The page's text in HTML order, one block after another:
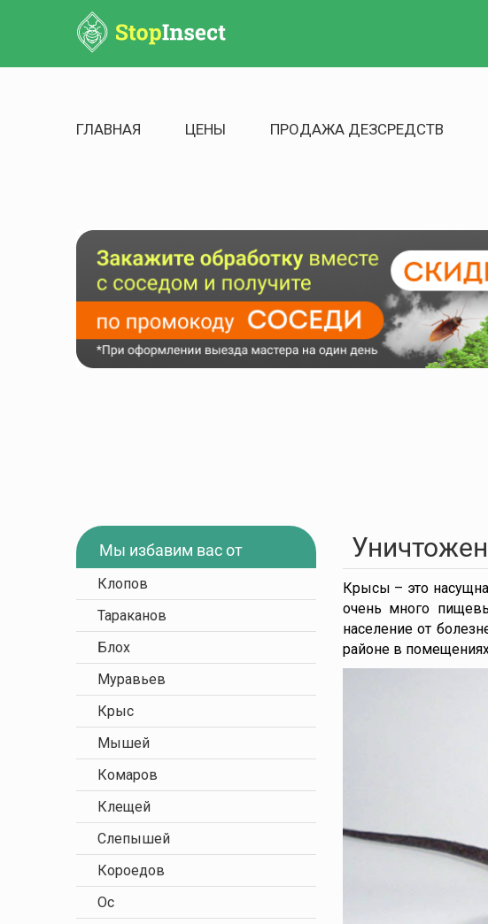
ГЛАВНАЯ ЦЕНЫ ПРОДАЖА ДЕЗСРЕДСТВ
Мы избавим вас от
Клопов
Тараканов
Блох
Муравьев
Крыс
Мышей
Комаров
Клещей
Слепышей
Короедов
Ос
Крысы – это
очень много
население от
районе в